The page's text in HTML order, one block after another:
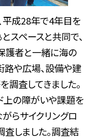
平成28年で4年目を
スペースと共同で、
護者と一緒に海の
や広場、設備や建
査してきました。
上の障がいや課題を
らサイクリングロ
しました。調査結